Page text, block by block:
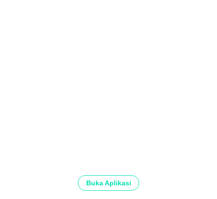
Buka Aplikasi